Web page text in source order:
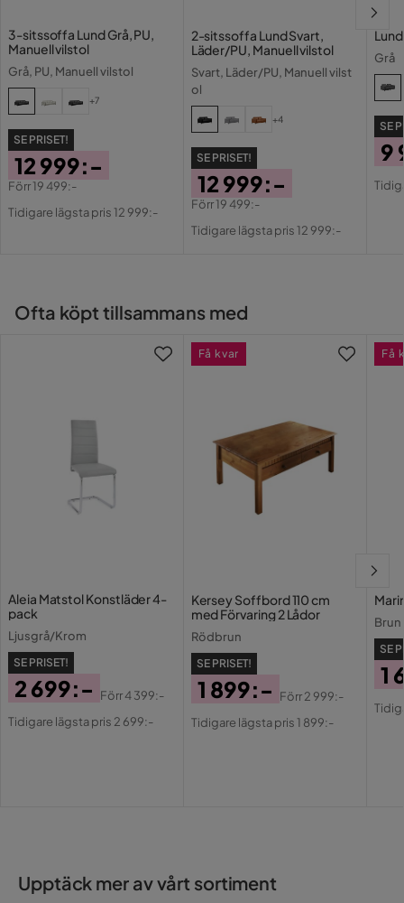
Övrigt
Färgnamn
Tvättbar
Vikt 71 kg
Färg
Benhöjd cm: 15
Överdragsmaterial: 100 % polyuretan
Mått & Vikt
Djup cm: 100
Nettovikt kg: 71
Höjd cm: 97
3-sitssoffa Lund Grå, PU,
Manuell vilstol
Grå, PU, Manuell vilstol
+7
SE PRISET!
Pris
12 999:-
Original
Förr19 499:-
Tidigare lägsta pris 12 999:-
2-sitssoffa Lund Svart,
Läder/PU, Manuell vilstol
Svart, Läder/PU, Manuell vilst
ol
+4
SE PRISET!
Pris
12 999:-
Original
Förr19 499:-
Tidigare lägsta pris 12 999:-
Grå
SE
9
Ofta köpt tillsammans med
Aleia Matstol Konstläder 4-
pack
Ljusgrå/Krom
SE PRISET!
Pris
2 699:-
Original
Förr4 399:-
Tidigare lägsta pris 2 699:-
Kersey Soffbord 110 cm
med Förvaring 2 Lådor
Rödbrun
SE PRISET!
Pris
1 899:-
Original
Förr2 999:-
Tidigare lägsta pris 1 899:-
Få kvar
Brun
SE
1
Få
Upptäck mer av vårt sortiment